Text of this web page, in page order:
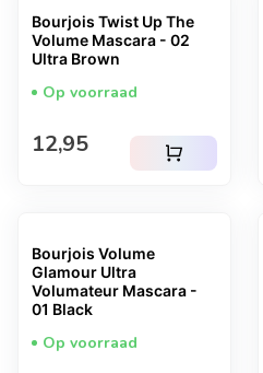
Bourjois Twist Up The
Volume Mascara - 02
Ultra Brown
Op voorraad
Normale prijs
12,95 shopping_cart
Bourjois Volume
Glamour Ultra
Volumateur Mascara -
01 Black
Op voorraad